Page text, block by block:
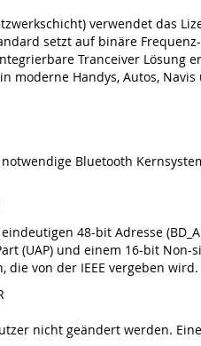
verwendet das
setzt auf binäre
Tranceiver Lösung
moderne Handys, Autos,
Bluetooth
48-bit Adresse
(UAP) und einem 16-bit
von der IEEE vergeben wird.
nicht geändert werden.